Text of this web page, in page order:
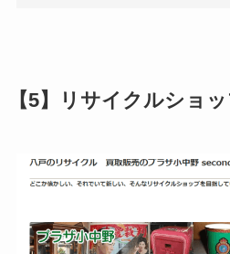
【5】リサイクルショ